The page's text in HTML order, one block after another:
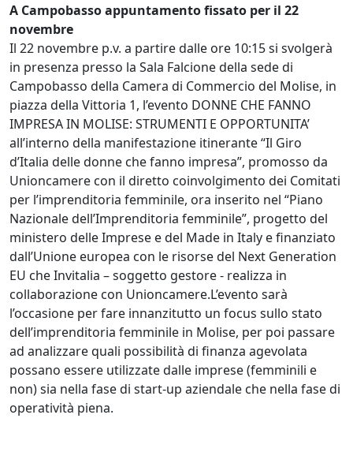
A Campobasso appuntamento fissato per il 22
novembre
Il 22 novembre p.v. a partire dalle ore 10:15 si svolgerà
in presenza presso la Sala Falcione della sede di
Campobasso della Camera di Commercio del Molise, in
piazza della Vittoria 1, l’evento DONNE CHE FANNO
IMPRESA IN MOLISE: STRUMENTI E OPPORTUNITA’
all’interno della manifestazione itinerante “Il Giro
d’Italia delle donne che fanno impresa”, promosso da
Unioncamere con il diretto coinvolgimento dei Comitati
per l’imprenditoria femminile, ora inserito nel “Piano
Nazionale dell’Imprenditoria femminile”, progetto del
ministero delle Imprese e del Made in Italy e finanziato
dall’Unione europea con le risorse del Next Generation
EU che Invitalia – soggetto gestore - realizza in
collaborazione con Unioncamere.L’evento sarà
l’occasione per fare innanzitutto un focus sullo stato
dell’imprenditoria femminile in Molise, per poi passare
ad analizzare quali possibilità di finanza agevolata
possano essere utilizzate dalle imprese (femminili e
non) sia nella fase di start-up aziendale che nella fase di
operatività piena.